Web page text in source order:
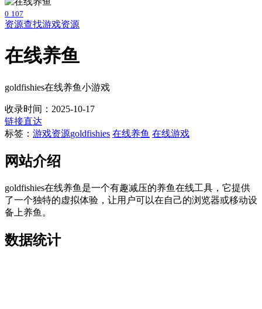
0 107
资源查找游戏资源
在线养鱼
goldfishies在线养鱼小游戏
收录时间：2025-10-17
链接直达
标签： 游戏资源goldfishies 在线养鱼 在线游戏
网站介绍
goldfishies在线养鱼是一个有趣减压的养鱼在线工具，它提供
了一个独特的虚拟体验，让用户可以在自己的浏览器或移动设
备上养鱼。
数据统计